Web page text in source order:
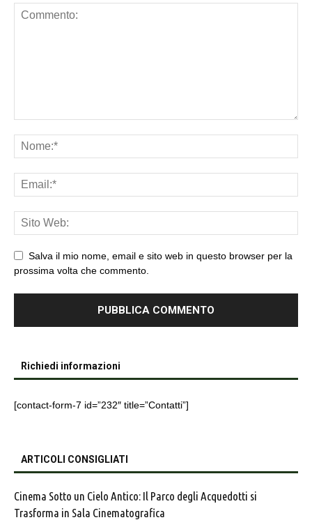
Salva il mio nome, email e sito web in questo browser per la
prossima volta che commento.
Richiedi informazioni
[contact-form-7 id=”232″ title=”Contatti”]
ARTICOLI CONSIGLIATI
Cinema Sotto un Cielo Antico: Il Parco degli Acquedotti si
Trasforma in Sala Cinematografica